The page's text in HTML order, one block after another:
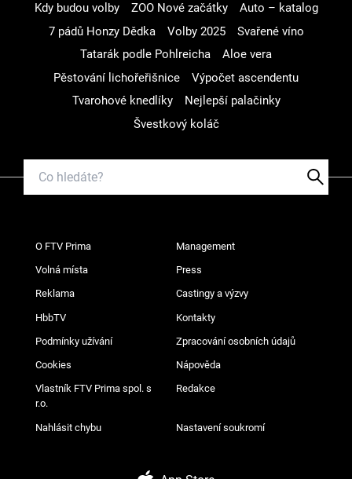
Kdy budou volby
ZOO Nové začátky
Auto – katalog
7 pádů Honzy Dědka
Volby 2025
Svařené víno
Tatarák podle Pohlreicha
Aloe vera
Pěstování lichořeřišnice
Výpočet ascendentu
Tvarohové knedlíky
Nejlepší palačinky
Švestkový koláč
O FTV Prima Management
Volná místa Press
Reklama Castingy a výzvy
HbbTV Kontakty
Podmínky užívání Zpracování osobních údajů
Cookies Nápověda
Vlastník FTV Prima spol. s
r.o.
Redakce
Nahlásit chybu Nastavení soukromí